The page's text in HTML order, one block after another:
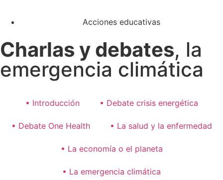
Acciones educativas
Charlas y debates, la
emergencia climática
• Introducción • Debate crisis energética
• Debate One Health • La salud y la enfermedad
• La economía o el planeta
• La emergencia climática